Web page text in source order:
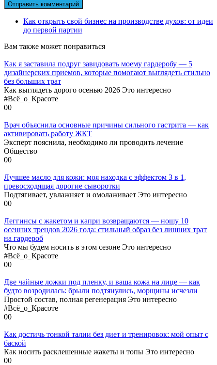
Как открыть свой бизнес на производстве духов: от идеи
до первой партии
Вам также может понравиться
Как я заставила подруг завидовать моему гардеробу — 5
дизайнерских приемов, которые помогают выглядеть стильно
без больших трат
Как выглядеть дорого осенью 2026 Это интересно
#Всё_о_Красоте
00
Врач объяснила основные причины сильного гастрита — как
активировать работу ЖКТ
Эксперт пояснила, необходимо ли проводить лечение
Общество
00
Лучшее масло для кожи: моя находка с эффектом 3 в 1,
превосходящая дорогие сыворотки
Подтягивает, увлажняет и омолаживает Это интересно
00
Леггинсы с жакетом и капри возвращаются — ношу 10
осенних трендов 2026 года: стильный образ без лишних трат
на гардероб
Что мы будем носить в этом сезоне Это интересно
#Всё_о_Красоте
00
Две чайные ложки под пленку, и ваша кожа на лице — как
будто возродилась: брыли подтянулись, морщины исчезли
Простой состав, полная регенерация Это интересно
#Всё_о_Красоте
00
Как достичь тонкой талии без диет и тренировок: мой опыт с
баской
Как носить расклешенные жакеты и топы Это интересно
00